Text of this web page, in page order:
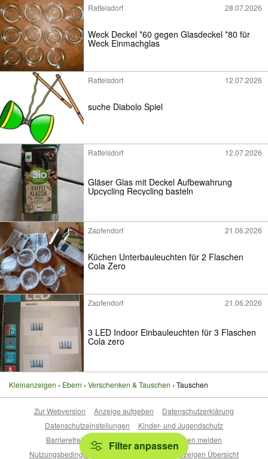
Rattelsdorf 28.07.2026
Weck Deckel *60 gegen Glasdeckel *80 für
Weck Einmachglas
Rattelsdorf 12.07.2026
suche Diabolo Spiel
Rattelsdorf 12.07.2026
Gläser Glas mit Deckel Aufbewahrung
Upcycling Recycling basteln
Zapfendorf 21.06.2026
Küchen Unterbauleuchten für 2 Flaschen
Cola Zero
Zapfendorf 21.06.2026
3 LED Indoor Einbauleuchten für 3 Flaschen
Cola zero
Kleinanzeigen Ebern Verschenken & Tauschen Tauschen
Filter anpassen
Zur Webversion Anzeige aufgeben
Datenschutzerklärung
Datenschutzeinstellungen
Kinder- und Jugendschutz
Barrierefreiheitserklärung
Sicherheitslücken melden
Nutzungsbedingungen
Beliebte Suchen Anzeigen Übersicht